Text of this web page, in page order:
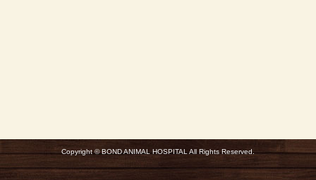
Copyright © BOND ANIMAL HOSPITAL All Rights Reserved.